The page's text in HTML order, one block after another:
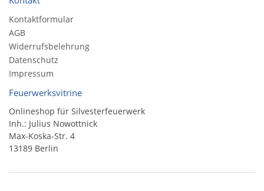
Kontaktformular
AGB
Widerrufsbelehrung
Datenschutz
Impressum
Feuerwerksvitrine
Onlineshop für Silvesterfeuerwerk
Inh.: Julius Nowottnick
Max-Koska-Str. 4
13189 Berlin